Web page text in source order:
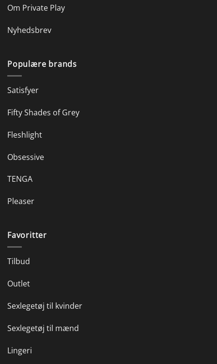
Om Private Play
Nyhedsbrev
Populære brands
Satisfyer
Fifty Shades of Grey
Fleshlight
Obsessive
TENGA
Pleaser
Favoritter
Tilbud
Outlet
Sexlegetøj til kvinder
Sexlegetøj til mænd
Lingeri